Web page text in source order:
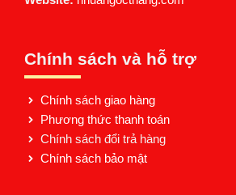
Chính sách và hỗ trợ
Chính sách giao hàng
Phương thức thanh toán
Chính sách đổi trả hàng
Chính sách bảo mật